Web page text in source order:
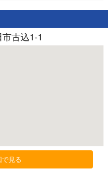
古込1-1
見る